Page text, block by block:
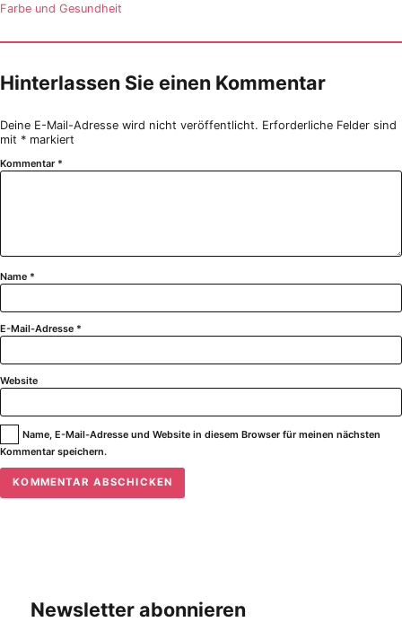
Farbe und Gesundheit
Hinterlassen Sie einen Kommentar
Deine E-Mail-Adresse wird nicht veröffentlicht. Erforderliche Felder sind
mit * markiert
Kommentar *
Name *
E-Mail-Adresse *
Website
Name, E-Mail-Adresse und Website in diesem Browser für meinen nächsten
Kommentar speichern.
Newsletter abonnieren